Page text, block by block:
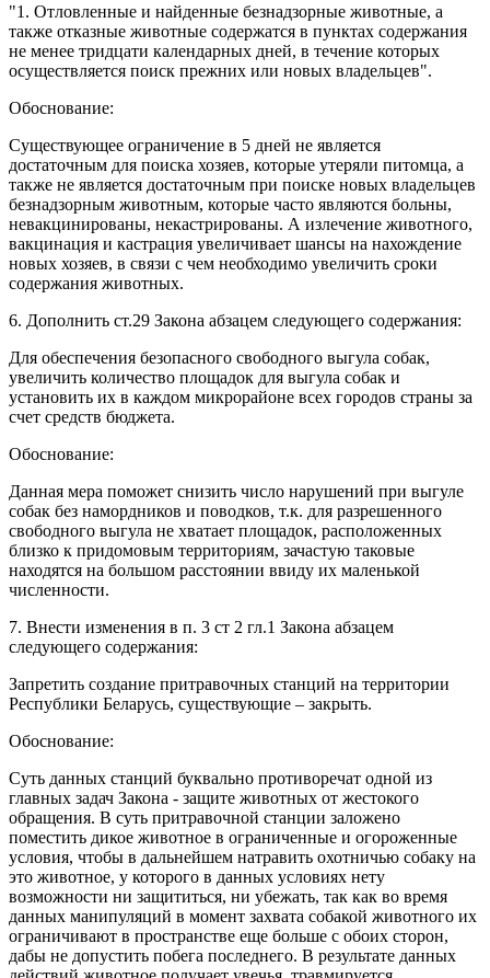
"1. Отловленные и найденные безнадзорные животные, а
также отказные животные содержатся в пунктах содержания
не менее тридцати календарных дней, в течение которых
осуществляется поиск прежних или новых владельцев".
Обоснование:
Существующее ограничение в 5 дней не является
достаточным для поиска хозяев, которые утеряли питомца, а
также не является достаточным при поиске новых владельцев
безнадзорным животным, которые часто являются больны,
невакцинированы, некастрированы. А излечение животного,
вакцинация и кастрация увеличивает шансы на нахождение
новых хозяев, в связи с чем необходимо увеличить сроки
содержания животных.
6. Дополнить ст.29 Закона абзацем следующего содержания:
Для обеспечения безопасного свободного выгула собак,
увеличить количество площадок для выгула собак и
установить их в каждом микрорайоне всех городов страны за
счет средств бюджета.
Обоснование:
Данная мера поможет снизить число нарушений при выгуле
собак без намордников и поводков, т.к. для разрешенного
свободного выгула не хватает площадок, расположенных
близко к придомовым территориям, зачастую таковые
находятся на большом расстоянии ввиду их маленькой
численности.
7. Внести изменения в п. 3 ст 2 гл.1 Закона абзацем
следующего содержания:
Запретить создание притравочных станций на территории
Республики Беларусь, существующие – закрыть.
Обоснование:
Суть данных станций буквально противоречат одной из
главных задач Закона - защите животных от жестокого
обращения. В суть притравочной станции заложено
поместить дикое животное в ограниченные и огороженные
условия, чтобы в дальнейшем натравить охотничью собаку на
это животное, у которого в данных условиях нету
возможности ни защититься, ни убежать, так как во время
данных манипуляций в момент захвата собакой животного их
ограничивают в пространстве еще больше с обоих сторон,
дабы не допустить побега последнего. В результате данных